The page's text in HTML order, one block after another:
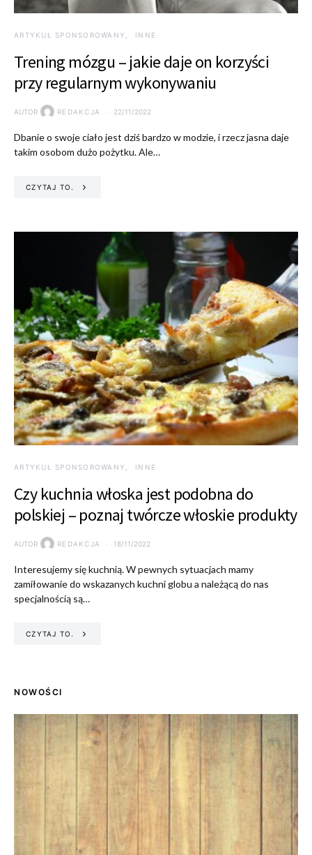
ARTYKUŁ SPONSOROWANY INNE
Trening mózgu – jakie daje on korzyści
przy regularnym wykonywaniu
AUTOR REDAKCJA 22/11/2022
Dbanie o swoje ciało jest dziś bardzo w modzie, i rzecz jasna daje
takim osobom dużo pożytku. Ale…
CZYTAJ TO.
ARTYKUŁ SPONSOROWANY INNE
Czy kuchnia włoska jest podobna do
polskiej – poznaj twórcze włoskie produkty
AUTOR REDAKCJA 18/11/2022
Interesujemy się kuchnią. W pewnych sytuacjach mamy
zamiłowanie do wskazanych kuchni globu a należącą do nas
specjalnością są…
CZYTAJ TO.
NOWOŚCI